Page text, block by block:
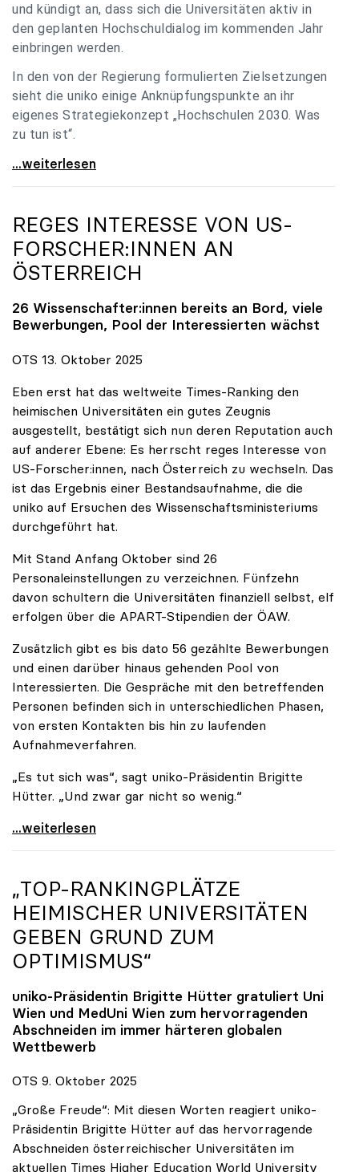
und kündigt an, dass sich die Universitäten aktiv in
den geplanten Hochschuldialog im kommenden Jahr
einbringen werden.
In den von der Regierung formulierten Zielsetzungen
sieht die uniko einige Anknüpfungspunkte an ihr
eigenes Strategiekonzept „Hochschulen 2030. Was
zu tun ist“.
Universitäten: Hochschulstrategie 2040 muss eine
...weiterlesen
REGES INTERESSE VON US-
FORSCHER:INNEN AN
ÖSTERREICH
26 Wissenschafter:innen bereits an Bord, viele
Bewerbungen, Pool der Interessierten wächst
OTS 13. Oktober 2025
Eben erst hat das weltweite Times-Ranking den
heimischen Universitäten ein gutes Zeugnis
ausgestellt, bestätigt sich nun deren Reputation auch
auf anderer Ebene: Es herrscht reges Interesse von
US-Forscher:innen, nach Österreich zu wechseln. Das
ist das Ergebnis einer Bestandsaufnahme, die die
uniko auf Ersuchen des Wissenschaftsministeriums
durchgeführt hat.
Mit Stand Anfang Oktober sind 26
Personaleinstellungen zu verzeichnen. Fünfzehn
davon schultern die Universitäten finanziell selbst, elf
erfolgen über die APART-Stipendien der ÖAW.
Zusätzlich gibt es bis dato 56 gezählte Bewerbungen
und einen darüber hinaus gehenden Pool von
Interessierten. Die Gespräche mit den betreffenden
Personen befinden sich in unterschiedlichen Phasen,
von ersten Kontakten bis hin zu laufenden
Aufnahmeverfahren.
„Es tut sich was“, sagt uniko-Präsidentin Brigitte
Hütter. „Und zwar gar nicht so wenig.“
Reges Interesse von US-Forscher:innen an
...weiterlesen
„TOP-RANKINGPLÄTZE
HEIMISCHER UNIVERSITÄTEN
GEBEN GRUND ZUM
OPTIMISMUS“
uniko-Präsidentin Brigitte Hütter gratuliert Uni
Wien und MedUni Wien zum hervorragenden
Abschneiden im immer härteren globalen
Wettbewerb
OTS 9. Oktober 2025
„Große Freude“: Mit diesen Worten reagiert uniko-
Präsidentin Brigitte Hütter auf das hervorragende
Abschneiden österreichischer Universitäten im
aktuellen Times Higher Education World University